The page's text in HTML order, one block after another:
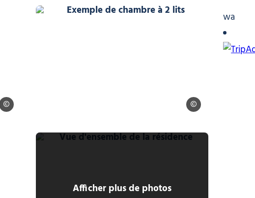
Exemple de chambre à 2 lits, © Frond'Neige
Frond'Neige
© Frond'Neige
Afficher plus de photos
Vue d'ensemble de la résidence, ©
wa